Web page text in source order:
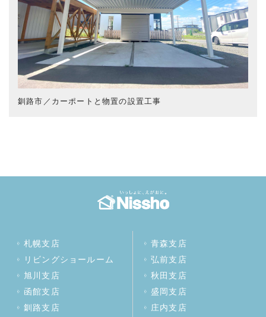
釧路市／カーポートと物置の設置工事
札幌支店
リビングショールーム
旭川支店
函館支店
釧路支店
青森支店
弘前支店
秋田支店
盛岡支店
庄内支店